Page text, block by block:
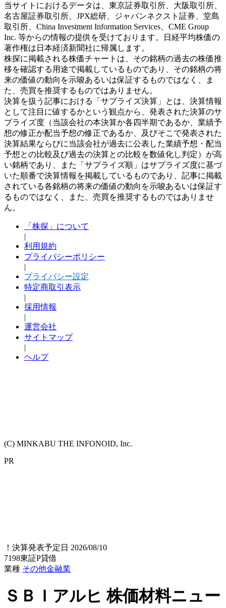
当サイトにおけるデータは、東京証券取引所、大阪取引所、
名古屋証券取引所、JPX総研、ジャパンネクスト証券、堂島
取引所、China Investment Information Services、CME Group
Inc. 等からの情報の提供を受けております。日経平均株価の
著作権は日本経済新聞社に帰属します。
株探に掲載される株価チャートは、その銘柄の過去の株価推
移を確認する用途で掲載しているものであり、その銘柄の将
来の価値の動向を示唆あるいは保証するものではなく、ま
た、売買を推奨するものではありません。
決算を扱う記事における「サプライズ決算」とは、決算情報
として注目に値するかという観点から、発表された決算のサ
プライズ度（当該会社の本決算か各四半期であるか、業績予
想の修正か配当予想の修正であるか、及びそこで発表された
決算結果ならびに当該会社が過去に公表した業績予想・配当
予想との比較及び過去の決算との比較を数値化し判定）が高
い銘柄であり、また「サプライズ順」はサプライズ度に基づ
いた順番で決算情報を掲載しているものであり、記事に掲載
されている各銘柄の将来の価値の動向を示唆あるいは保証す
るものではなく、また、売買を推奨するものではありませ
ん。
「株探」について
|
利用規約
プライバシーポリシー
|
プライバシー設定
特定商取引表示
|
採用情報
|
運営会社
サイトマップ
|
ヘルプ
(C) MINKABU THE INFONOID, Inc.
PR
！ 決算発表予定日 2026/08/10
7198東証P貸借
業種 その他金融業
ＳＢＩアルヒ株価材料ニュー